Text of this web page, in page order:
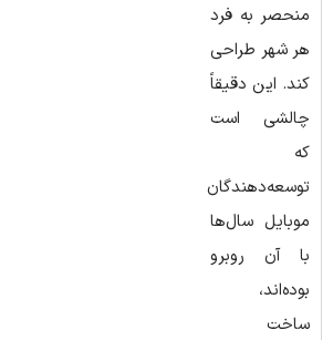
منحصر به فرد
هر شهر طراحی
کند. این دقیقاً
چالشی است
توسعه‌دهندگان
موبایل سال‌ها
با آن روبرو
بوده‌اند،
ساخت